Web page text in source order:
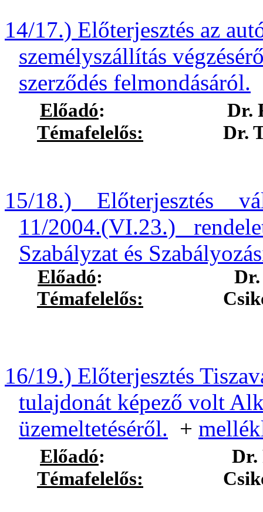
14/17.) Előterjesztés az
személyszállítás
szerződés felmondásáról.
Előadó:
Dr.
Témafelelős: Dr. Tóth
15/18.) Előterjesztés
11/2004.(VI.23.)
Szabályzat és
Előadó:
Témafelelős: Csikós
16/19.) Előterjesztés
tulajdonát képező volt
üzemeltetéséről. +
Előadó:
Dr.
Témafelelős: Csikós